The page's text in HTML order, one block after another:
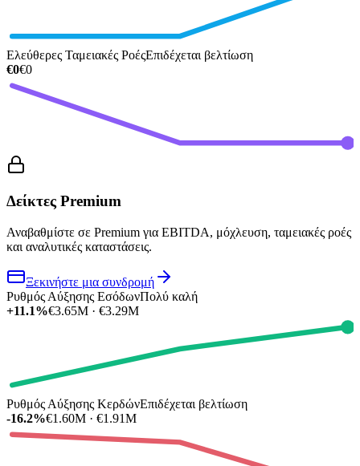
Ελεύθερες Ταμειακές ΡοέςΕπιδέχεται βελτίωση
€0€0
Δείκτες Premium
Αναβαθμίστε σε Premium για EBITDA, μόχλευση, ταμειακές ροές
και αναλυτικές καταστάσεις.
Ξεκινήστε μια συνδρομή
Ρυθμός Αύξησης ΕσόδωνΠολύ καλή
+11.1%€3.65M · €3.29M
Ρυθμός Αύξησης ΚερδώνΕπιδέχεται βελτίωση
-16.2%€1.60M · €1.91M